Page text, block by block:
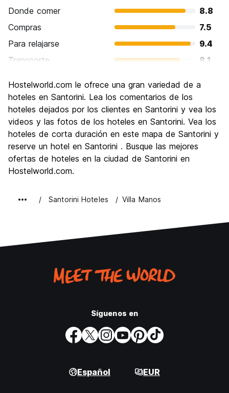
Donde comer
8.8
Compras
7.5
Para relajarse
9.4
Transporte
8.1
Cultura
Fiesta
7.5
Calidad Precio
8.1
Hostelworld.com le ofrece una gran variedad de a
hoteles en Santorini. Lea los comentarios de los
hoteles dejados por los clientes en Santorini y vea los
videos y las fotos de los hoteles en Santorini. Vea los
hoteles de corta duración en este mapa de Santorini y
reserve un hotel en Santorini . Busque las mejores
ofertas de hoteles en la ciudad de Santorini en
Hostelworld.com.
Santorini Hoteles Villa Manos
Síguenos en
Español EUR